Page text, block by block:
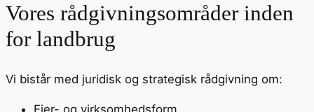
Vores rådgivningsområder inden
for landbrug
Vi bistår med juridisk og strategisk rådgivning om:
Ejer- og virksomhedsform